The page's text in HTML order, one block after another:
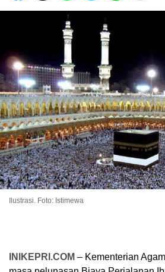
Ilustrasi. Foto: Istimewa
INIKEPRI.COM – Kementerian